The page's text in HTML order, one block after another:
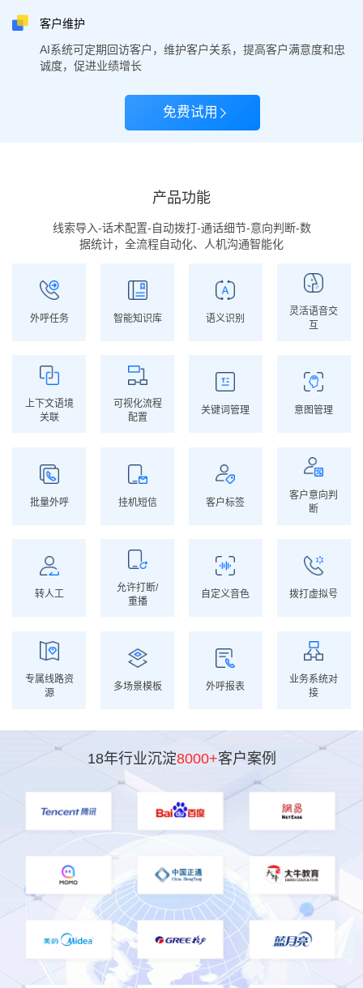
客户维护
AI系统可定期回访客户，维护客户关系，提高客户满意度和忠
诚度，促进业绩增长
免费试用
产品功能
线索导入-话术配置-自动拨打-通话细节-意向判断-数
据统计，全流程自动化、人机沟通智能化
外呼任务 智能知识库 语义识别
灵活语音交
互
上下文语境
关联
可视化流程
配置
关键词管理 意图管理
批量外呼 挂机短信 客户标签
客户意向判
断
转人工
允许打断/
重播
自定义音色 拨打虚拟号
专属线路资
源
多场景模板 外呼报表
业务系统对
接
18年行业沉淀8000+客户案例